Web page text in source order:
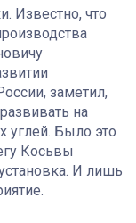
Известно, что
заметил,
на
углей. Было это
Косьвы
И лишь